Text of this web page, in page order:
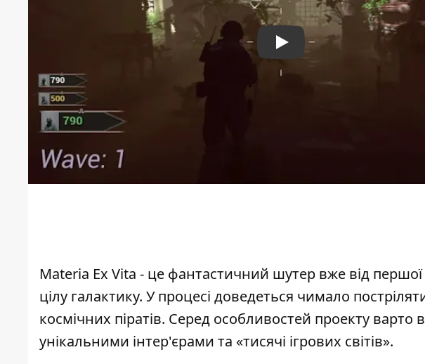
Play
Materia Ex Vita - це фантастичний шутер вже від
цілу галактику. У процесі доведеться чимало
космічних піратів. Серед особливостей проекту варто
унікальними інтер'єрами та «тисячі ігрових світів».